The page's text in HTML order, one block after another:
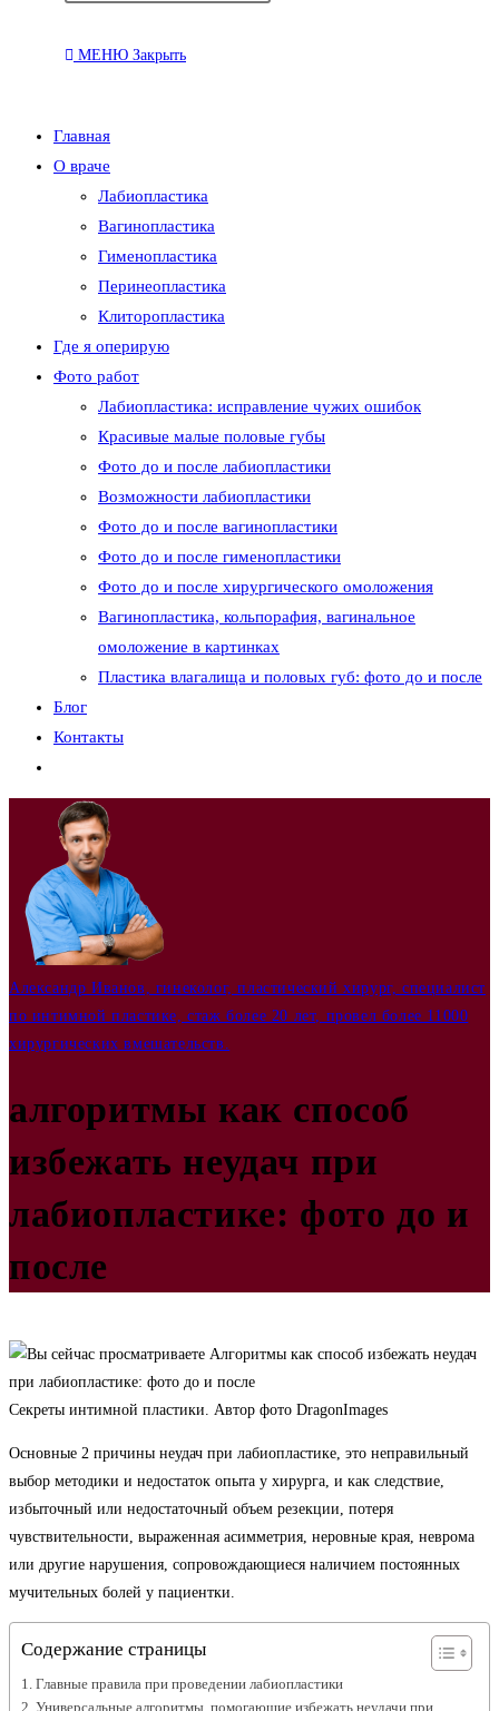
сайту
сайте
МЕНЮ Закрыть
Главная
О враче
Лабиопластика
Вагинопластика
Гименопластика
Перинеопластика
Клиторопластика
Где я оперирую
Фото работ
Лабиопластика: исправление чужих ошибок
Красивые малые половые губы
Фото до и после лабиопластики
Возможности лабиопластики
Фото до и после вагинопластики
Фото до и после гименопластики
Фото до и после хирургического омоложения
Вагинопластика, кольпорафия, вагинальное
омоложение в картинках
Пластика влагалища и половых губ: фото до и после
Блог
Контакты
поиск
по
веб-
сайту
Александр Иванов, гинеколог, пластический хирург, специалист
по интимной пластике, стаж более 20 лет, провел более 11000
хирургических вмешательств.
алгоритмы как способ
избежать неудач при
лабиопластике: фото до и
после
Секреты интимной пластики. Автор фото DragonImages
Основные 2 причины неудач при лабиопластике, это неправильный
выбор методики и недостаток опыта у хирурга, и как следствие,
избыточный или недостаточный объем резекции, потеря
чувствительности, выраженная асимметрия, неровные края, неврома
или другие нарушения, сопровождающиеся наличием постоянных
мучительных болей у пациентки.
Содержание страницы
Главные правила при проведении лабиопластики
Универсальные алгоритмы, помогающие избежать неудачи при